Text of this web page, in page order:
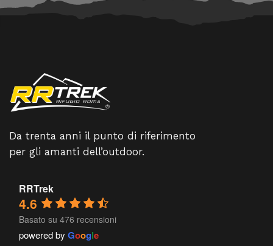
Da trenta anni il punto di riferimento
per gli amanti dell’outdoor.
RRTrek
4.6
Basato su 476 recensioni
powered by Google